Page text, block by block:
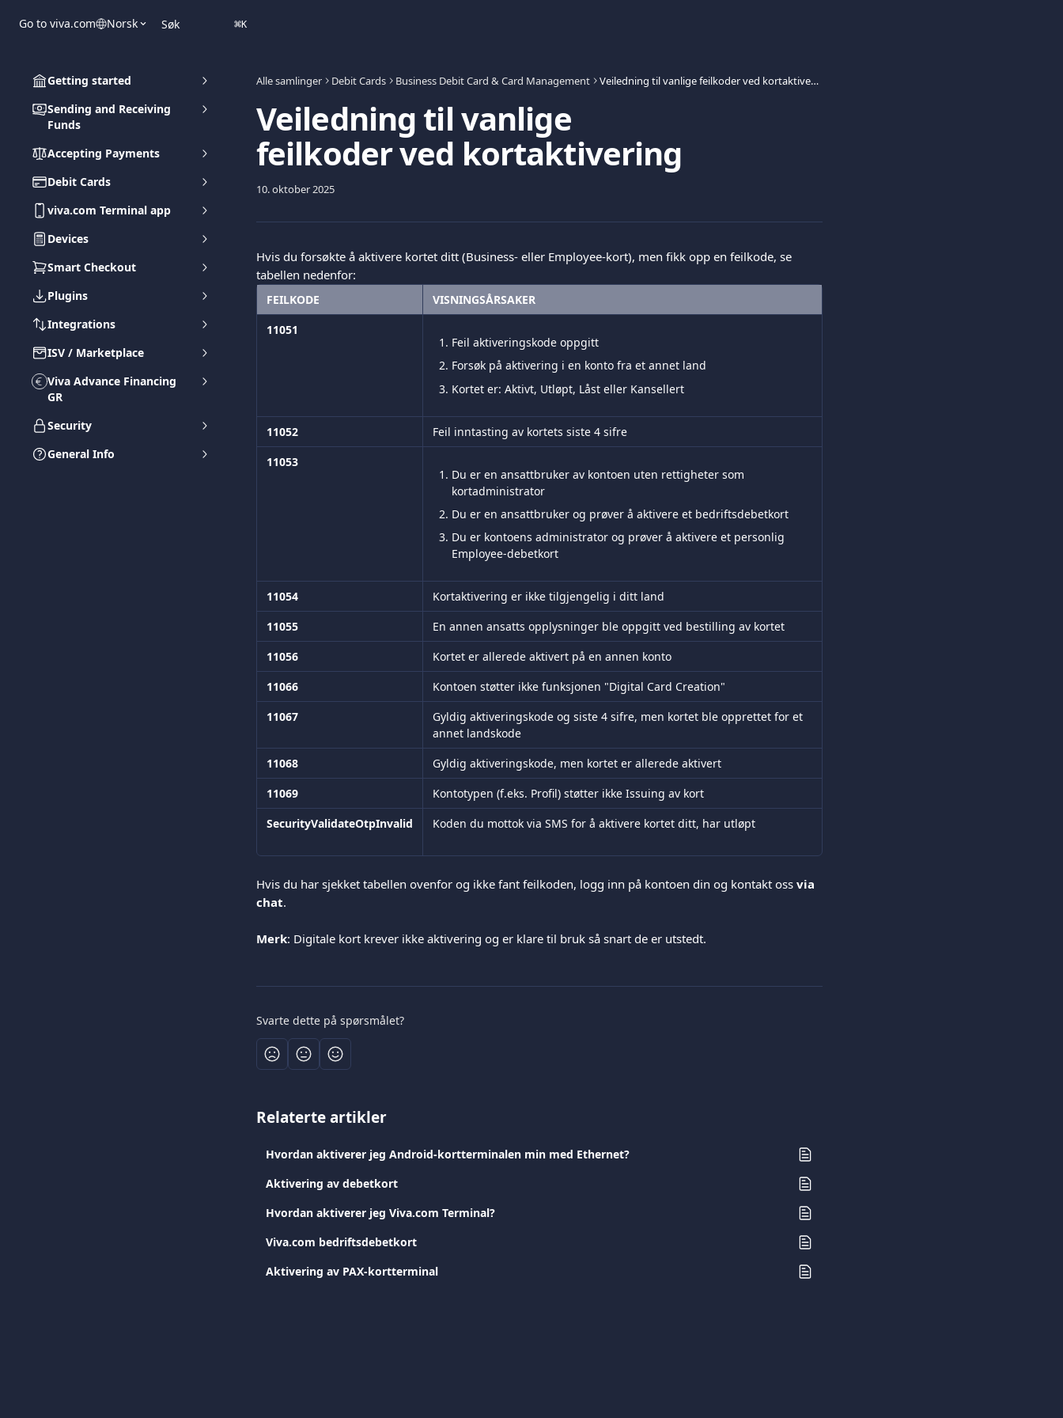
Go to viva.com Norsk Søk ⌘K
Getting started
Sending and Receiving
Funds
Accepting Payments
Debit Cards
viva.com Terminal app
Devices
Smart Checkout
Plugins
Integrations
ISV / Marketplace
Viva Advance Financing
GR
Security
General Info
Alle samlinger Debit Cards Business Debit Card & Card Management Veiledning til vanlige feilkoder ved kortaktivering
Veiledning til vanlige
feilkoder ved kortaktivering
10. oktober 2025
Hvis du forsøkte å aktivere kortet ditt (Business- eller Employee-kort), men fikk opp en feilkode, se
tabellen nedenfor:
FEILKODE
VISNINGSÅRSAKER
11051
Feil aktiveringskode oppgitt
Forsøk på aktivering i en konto fra et annet land
Kortet er: Aktivt, Utløpt, Låst eller Kansellert
11052
Feil inntasting av kortets siste 4 sifre
11053
Du er en ansattbruker av kontoen uten rettigheter som
kortadministrator
Du er en ansattbruker og prøver å aktivere et bedriftsdebetkort
Du er kontoens administrator og prøver å aktivere et personlig
Employee-debetkort
11054
Kortaktivering er ikke tilgjengelig i ditt land
11055
En annen ansatts opplysninger ble oppgitt ved bestilling av kortet
11056
Kortet er allerede aktivert på en annen konto
11066
Kontoen støtter ikke funksjonen "Digital Card Creation"
11067
Gyldig aktiveringskode og siste 4 sifre, men kortet ble opprettet for et
annet landskode
11068
Gyldig aktiveringskode, men kortet er allerede aktivert
11069
Kontotypen (f.eks. Profil) støtter ikke Issuing av kort
SecurityValidateOtpInvalid
Koden du mottok via SMS for å aktivere kortet ditt, har utløpt
Hvis du har sjekket tabellen ovenfor og ikke fant feilkoden, logg inn på kontoen din og kontakt oss via
chat.
Merk: Digitale kort krever ikke aktivering og er klare til bruk så snart de er utstedt.
Svarte dette på spørsmålet?
Relaterte artikler
Hvordan aktiverer jeg Android-kortterminalen min med Ethernet?
Aktivering av debetkort
Hvordan aktiverer jeg Viva.com Terminal?
Viva.com bedriftsdebetkort
Aktivering av PAX-kortterminal